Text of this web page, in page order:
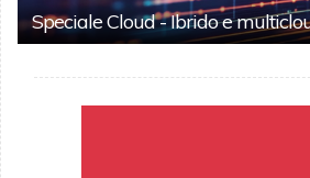
Speciale Cloud - Ibrido e